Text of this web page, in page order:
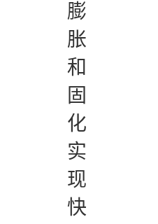
膨
胀
和
固
化，
实
现
快